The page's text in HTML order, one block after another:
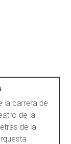
la carrera de
de la
de la